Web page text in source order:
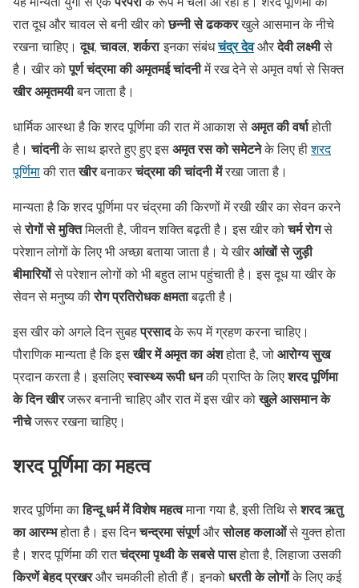
रात दूध और चावल से बनी खीर कोछन्नी से ढककरखुले आसमान के नीचे
रखना चाहिए।दूध,चावल,शर्कराइनका संबंधचंद्र देवऔरदेवी लक्ष्मीसे
है। खीर कोपूर्ण चंद्रमा की अमृतमई चांदनीमें रख देने से अमृत वर्षा से सिक्त
खीर अमृतमयीबन जाता है।
धार्मिक आस्था है कि शरद पूर्णिमा की रात में आकाश सेअमृत की वर्षाहोती
है।चांदनीके साथ झरते हुए हुए इसअमृत रस को समेटनेके लिए हीशरद
पूर्णिमाकी रातखीरबनाकरचंद्रमा की चांदनी मेंरखा जाता है।
मान्यता है कि शरद पूर्णिमा पर चंद्रमा की किरणों में रखी खीर का सेवन करने
सेरोगों से मुक्तिमिलती है, जीवन शक्ति बढ़ती है। इस खीर कोचर्म रोगसे
परेशान लोगों के लिए भी अच्छा बताया जाता है। ये खीरआंखों से जुड़ी
बीमारियोंसे परेशान लोगों को भी बहुत लाभ पहुंचाती है। इस दूध या खीर के
सेवन से मनुष्य कीरोग प्रतिरोधक क्षमताबढ़ती है।
इस खीर को अगले दिन सुबहप्रसादके रूप में ग्रहण करना चाहिए।
पौराणिक मान्यता है कि इसखीर में अमृत का अंशहोता है, जोआरोग्य सुख
प्रदान करता है। इसलिएस्वास्थ्य रूपी धनकी प्राप्ति के लिएशरद पूर्णिमा
के दिन खीरजरूर बनानी चाहिए और रात में इस खीर कोखुले आसमान के
नीचेजरूर रखना चाहिए।
शरद पूर्णिमा का महत्व
शरद पूर्णिमा काहिन्‍दू धर्म में विशेष महत्‍वमाना गया है, इसी तिथि सेशरद ऋतु
का आरम्भहोता है। इस दिनचन्द्रमा संपूर्णऔरसोलह कलाओंसे युक्त होता
है। शरद पूर्णिमा की रातचंद्रमा पृथ्वी के सबसे पासहोता है, लिहाजा उसकी
किरणें बेहद प्रखरऔर चमकीली होती हैं। इनकोधरती के लोगोंके लिए कई